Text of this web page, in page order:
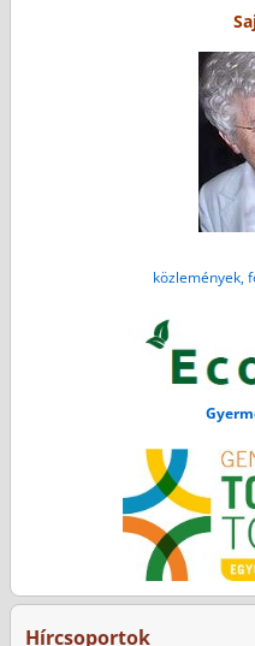
közlemények,
Hírcsoportok